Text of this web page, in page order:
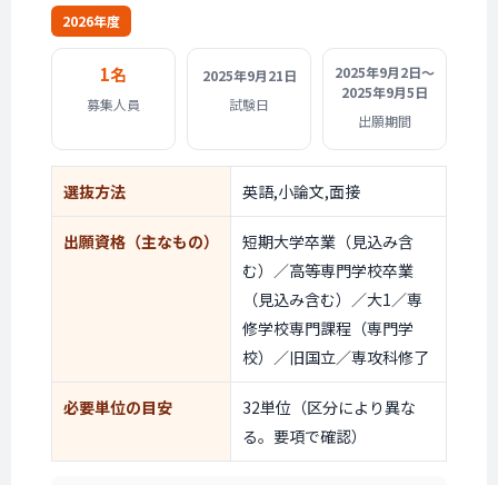
2026年度
1名
募集人員
2025年9月21日
試験日
2025年9月2日〜
2025年9月5日
出願期間
選抜方法 英語,小論文,面接
出願資格 （主なもの）
短期大学卒業（見込み含
む）／高等専門学校卒業
（見込み含む）／大1／専
修学校専門課程（専門学
校）／旧国立／専攻科修了
必要単位の目安
32単位（区分により異な
る。要項で確認）